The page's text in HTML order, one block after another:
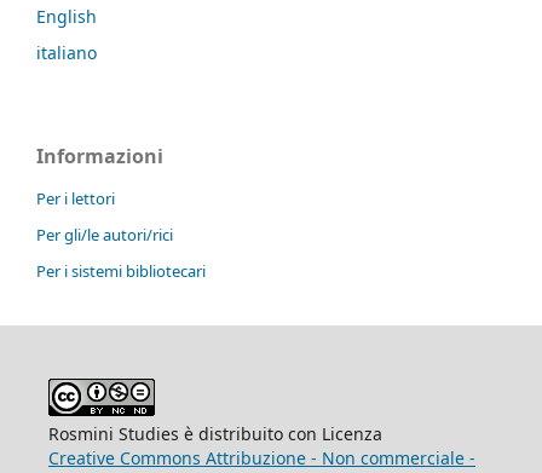
English
italiano
Informazioni
Per i lettori
Per gli/le autori/rici
Per i sistemi bibliotecari
Rosmini Studies è distribuito con Licenza
Creative Commons Attribuzione - Non commerciale -